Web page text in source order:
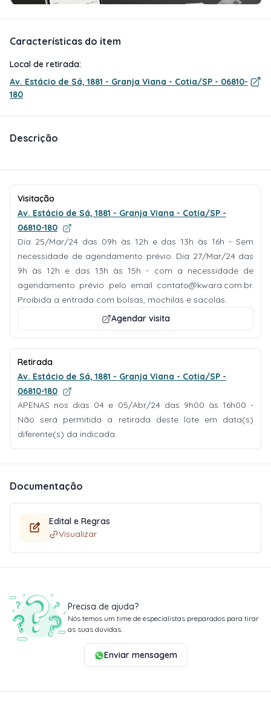
Características do item
Local de retirada:
Av. Estácio de Sá, 1881 - Granja Viana - Cotia/SP - 06810-
180
Descrição
Visitação
Av. Estácio de Sá, 1881 - Granja Viana - Cotia/SP -
06810-180
Dia 25/Mar/24 das 09h às 12h e das 13h às 16h - Sem
necessidade de agendamento prévio. Dia 27/Mar/24 das
9h às 12h e das 13h às 15h - com a necessidade de
agendamento prévio pelo email contato@kwara.com.br.
Proibida a entrada com bolsas, mochilas e sacolas.
Agendar visita
Retirada
Av. Estácio de Sá, 1881 - Granja Viana - Cotia/SP -
06810-180
APENAS nos dias 04 e 05/Abr/24 das 9h00 às 16h00 -
Não será permitida a retirada deste lote em data(s)
diferente(s) da indicada.
Documentação
Edital e Regras
Visualizar
Precisa de ajuda?
Nós temos um time de especialistas preparados para tirar
as suas dúvidas.
Enviar mensagem